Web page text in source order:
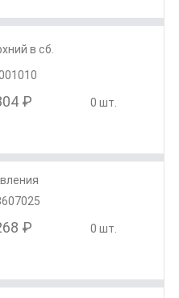
в сб.
₽ 0 шт.
₽ 0 шт.